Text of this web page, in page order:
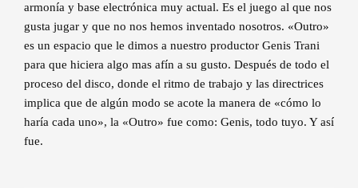
armonía y base electrónica muy actual. Es el juego al que nos
gusta jugar y que no nos hemos inventado nosotros. «Outro»
es un espacio que le dimos a nuestro productor Genis Trani
para que hiciera algo mas afín a su gusto. Después de todo el
proceso del disco, donde el ritmo de trabajo y las directrices
implica que de algún modo se acote la manera de «cómo lo
haría cada uno», la «Outro» fue como: Genis, todo tuyo. Y así
fue.